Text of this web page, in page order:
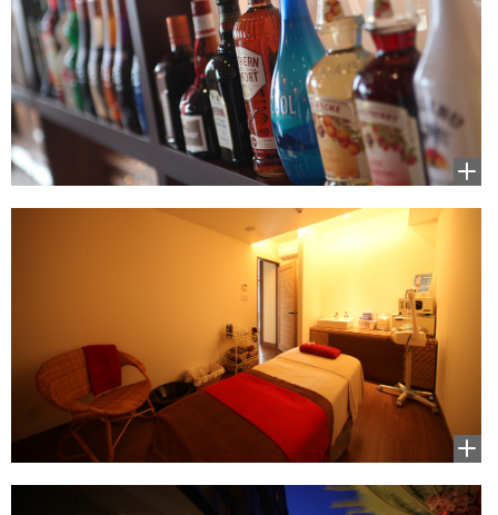
拡大
して
見る
拡大
して
見る